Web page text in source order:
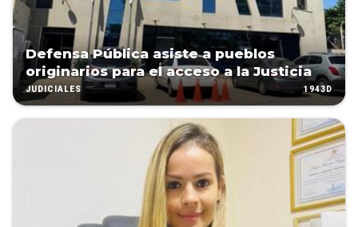
Defensa Pública asiste a pueblos
originarios para el acceso a la Justicia
JUDICIALES 1943D